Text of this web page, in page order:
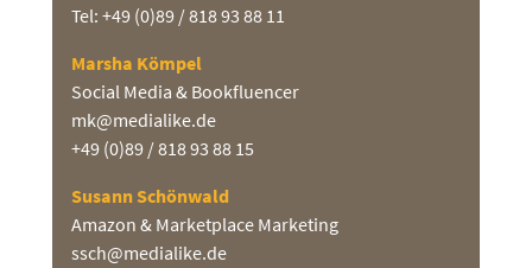
Tel: +49 (0)89 / 818 93 88 11
Marsha Kömpel
Social Media & Bookfluencer
mk@medialike.de
+49 (0)89 / 818 93 88 15
Susann Schönwald
Amazon & Marketplace Marketing
ssch@medialike.de